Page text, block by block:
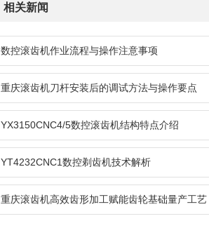
相关新闻
数控滚齿机作业流程与操作注意事项
重庆滚齿机刀杆安装后的调试方法与操作要点
YX3150CNC4/5数控滚齿机结构特点介绍
YT4232CNC1数控剃齿机技术解析
重庆滚齿机高效齿形加工赋能齿轮基础量产工艺